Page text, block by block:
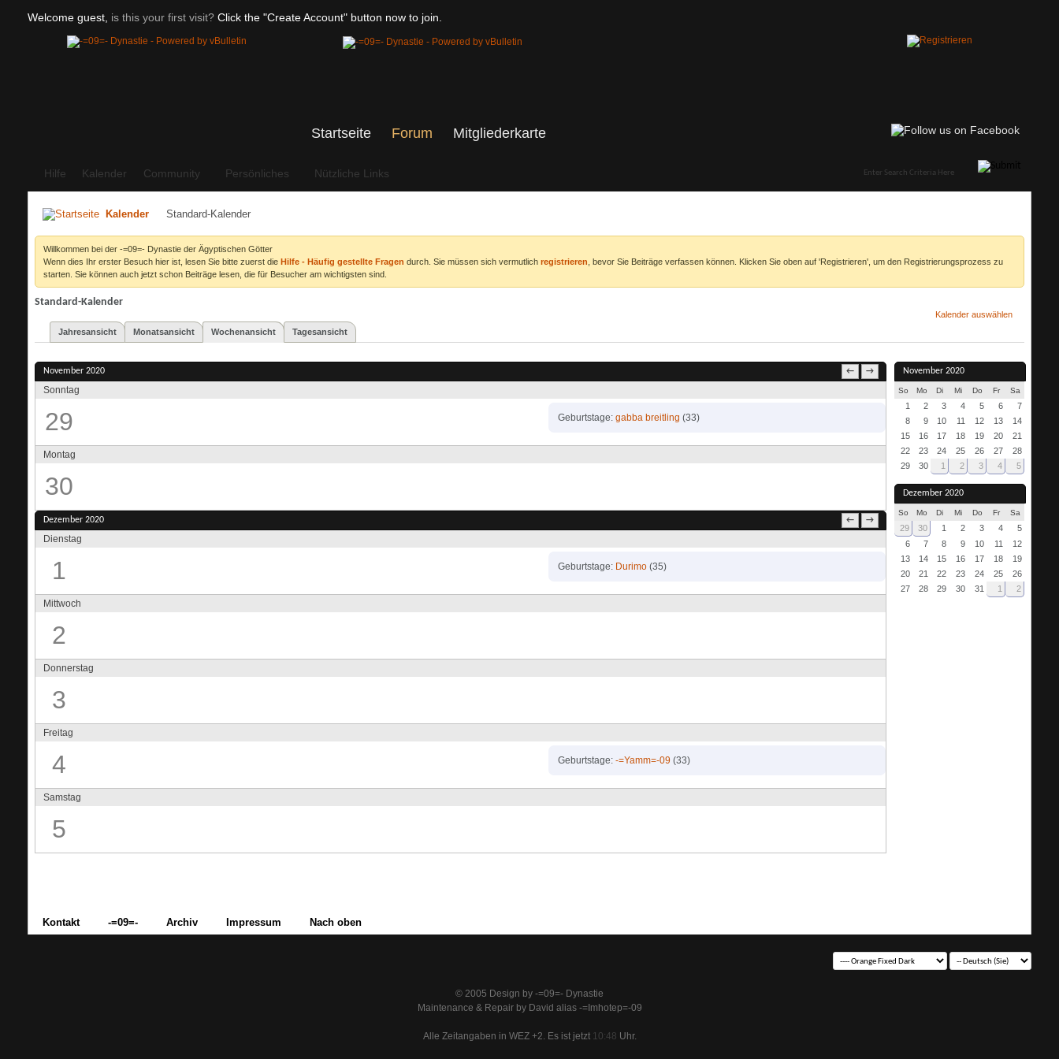
Welcome guest, is this your first visit? Click the "Create Account" button now to join.
Startseite Forum
Hilfe Kalender Community Persönliches Nützliche Links
Mitgliederkarte
Kalender Standard-Kalender
Willkommen bei der -=09=- Dynastie der Ägyptischen Götter
Wenn dies Ihr erster Besuch hier ist, lesen Sie bitte zuerst die Hilfe - Häufig gestellte Fragen durch. Sie müssen sich vermutlich registrieren , bevor Sie Beiträge verfassen können. Klicken Sie oben auf 'Registrieren', um den Registrierungsprozess zu
starten. Sie können auch jetzt schon Beiträge lesen, die für Besucher am wichtigsten sind.
Standard-Kalender
Kalender auswählen
Jahresansicht
Monatsansicht Wochenansicht Tagesansicht
← →
November 2020
Sonntag
29 Geburtstage gabba breitling (33)
Montag
30
← →
Dezember 2020
Dienstag
1 Geburtstage Durimo (35)
Mittwoch
2
Donnerstag
3
Freitag
4 Geburtstage -=Yamm=-09 (33)
Samstag
5
November 2020
So Mo Di Mi Do Fr Sa
1 2 3 4 5 6
7
8
9 10 11 12 13
14
15
16 17 18 19 20
21
22
23 24 25 26 27
28
29
30 1 2 3 4 5
Dezember 2020
So Mo Di Mi Do Fr Sa
29 30 1 2 3 4
5
6
7 8 9 10 11
12
13
14 15 16 17 18
19
20
21 22 23 24 25
26
27
28 29 30 31 1 2
Kontakt -=09=- Archiv Impressum Nach oben
© 2005 Design by -=09=- Dynastie
Maintenance & Repair by David alias -=Imhotep=-09
Alle Zeitangaben in WEZ +2. Es ist jetzt 10:48 Uhr.